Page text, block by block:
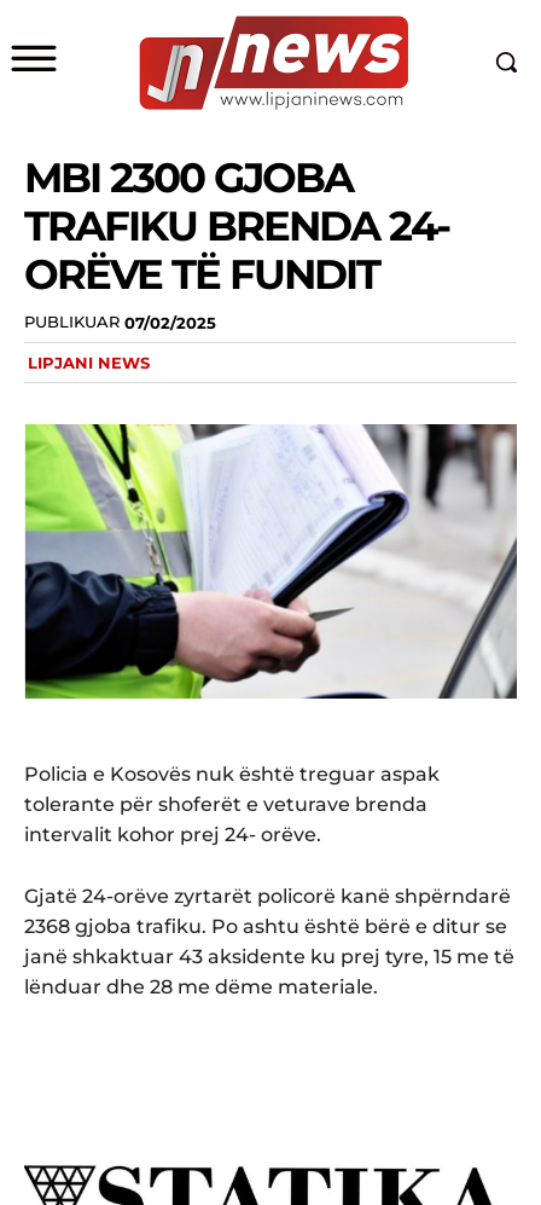
MBI 2300 GJOBA
TRAFIKU BRENDA 24-
ORËVE TË FUNDIT
PUBLIKUAR 07/02/2025
LIPJANI NEWS
Policia e Kosovës nuk është treguar aspak
tolerante për shoferët e veturave brenda
intervalit kohor prej 24- orëve.
Gjatë 24-orëve zyrtarët policorë kanë shpërndarë
2368 gjoba trafiku. Po ashtu është bërë e ditur se
janë shkaktuar 43 aksidente ku prej tyre, 15 me të
lënduar dhe 28 me dëme materiale.